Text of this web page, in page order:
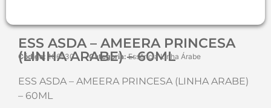
ESS ASDA – AMEERA PRINCESA
(LINHA ARABE) – 60ML
Código: 106530 Categoria: Essência Linha Árabe
ESS ASDA – AMEERA PRINCESA (LINHA ARABE)
– 60ML